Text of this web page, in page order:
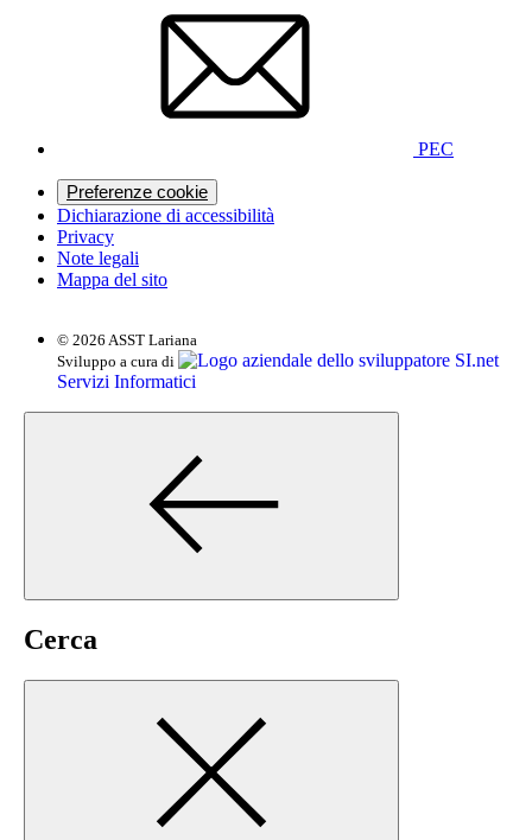
PEC
Preferenze cookie
Dichiarazione di accessibilità
Privacy
Note legali
Mappa del sito
© 2026 ASST Lariana
Sviluppo a cura di
SI.net
Servizi Informatici
Cerca